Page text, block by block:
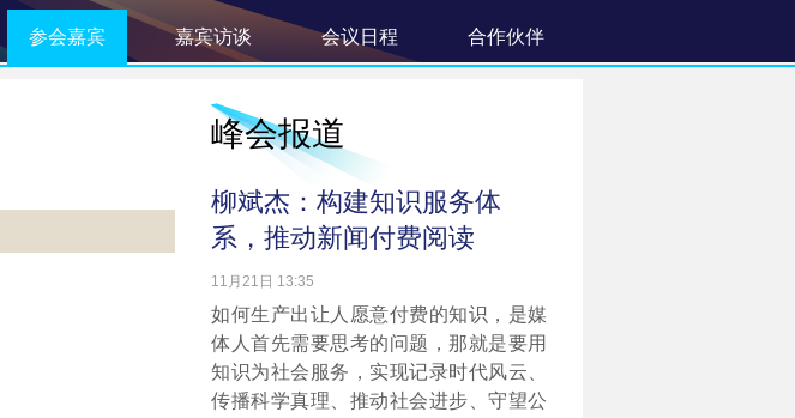
参会嘉宾 嘉宾访谈 会议日程 合作伙伴
峰会报道
柳斌杰：构建知识服务体
系，推动新闻付费阅读
11月21日 13:35
如何生产出让人愿意付费的知识，是媒
体人首先需要思考的问题，那就是要用
知识为社会服务，实现记录时代风云、
传播科学真理、推动社会进步、守望公